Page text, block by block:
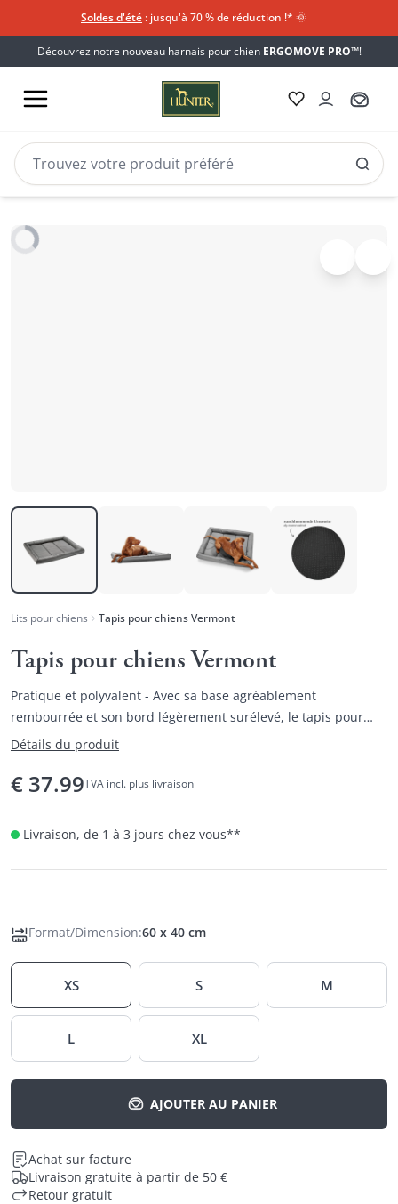
Soldes d'été : jusqu'à 70 % de réduction !*​ 🌞
Découvrez notre nouveau harnais pour chien ERGOMOVE PRO™!
Lits pour chiens Tapis pour chiens Vermont
Tapis pour chiens Vermont
Pratique et polyvalent - Avec sa base agréablement
rembourrée et son bord légèrement surélevé, le tapis pour
chien VERMONT offre un endroit confortable et polyvalent
Détails du produit
€ 37.99TVA incl. plus livraison
Livraison, de 1 à 3 jours chez vous**
Format/Dimension:60 x 40 cm
XS S M
L XL
AJOUTER AU PANIER
Achat sur facture
Livraison gratuite à partir de 50 €
Retour gratuit